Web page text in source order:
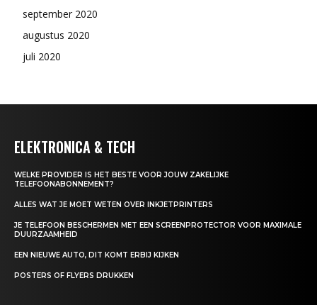
september 2020
augustus 2020
juli 2020
ELEKTRONICA & TECH
WELKE PROVIDER IS HET BESTE VOOR JOUW ZAKELIJKE
TELEFOONABONNEMENT?
ALLES WAT JE MOET WETEN OVER INKJETPRINTERS
JE TELEFOON BESCHERMEN MET EEN SCREENPROTECTOR VOOR MAXIMALE
DUURZAAMHEID
EEN NIEUWE AUTO, DIT KOMT ERBIJ KIJKEN
POSTERS OF FLYERS DRUKKEN